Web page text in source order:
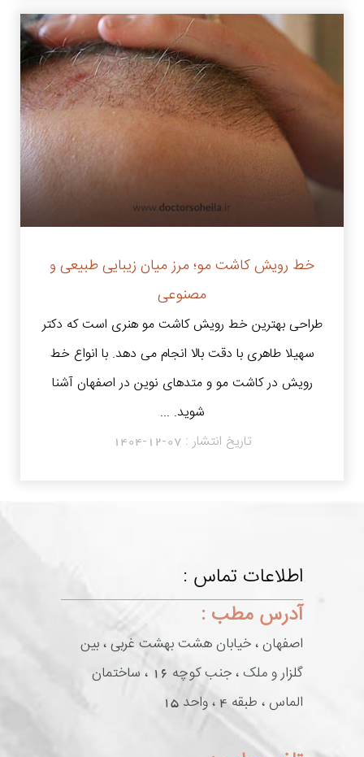
خط رویش کاشت مو؛ مرز میان زیبایی طبیعی و
مصنوعی
طراحی بهترین خط رویش کاشت مو هنری است که دکتر
سهیلا طاهری با دقت بالا انجام می دهد. با انواع خط
رویش در کاشت مو و متدهای نوین در اصفهان آشنا
شوید. ...
تاریخ انتشار :1404-12-07
اطلاعات تماس :
آدرس مطب :
اصفهان ، خیابان هشت بهشت غربی ، بین
گلزار و ملک ، جنب کوچه 16 ، ساختمان
الماس ، طبقه 4 ، واحد 15